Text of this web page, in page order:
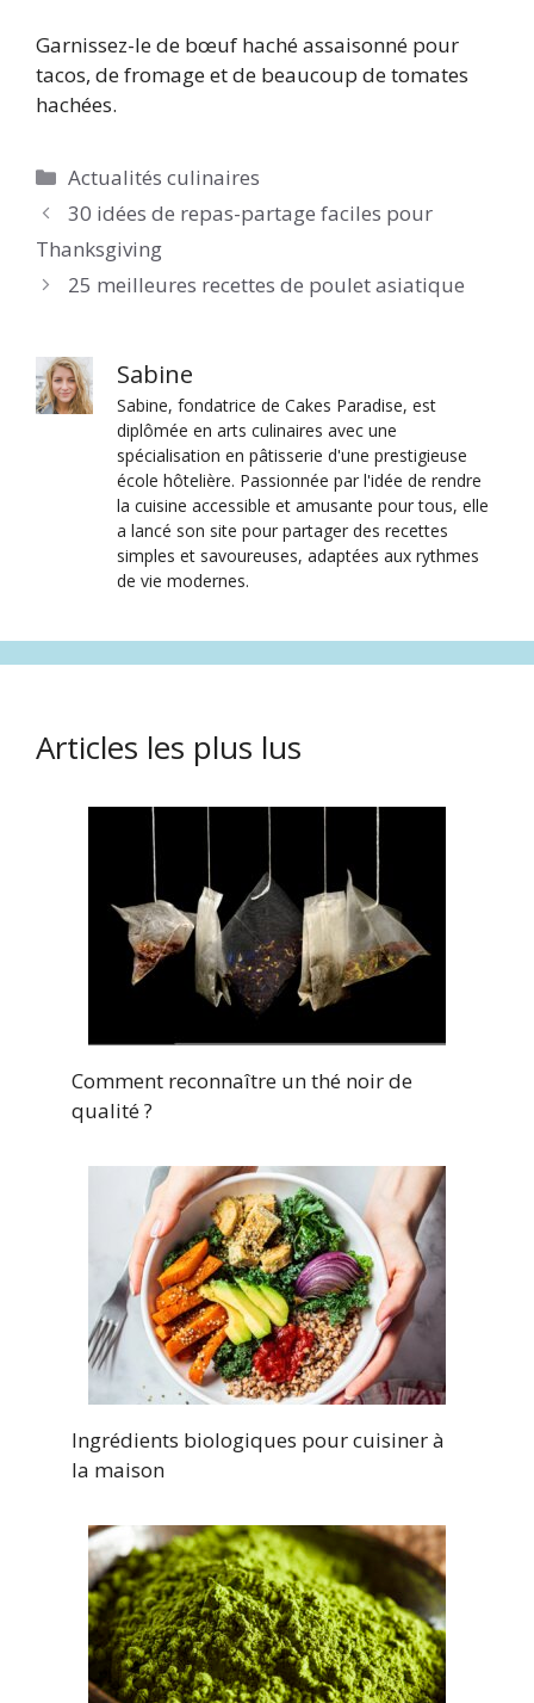
Garnissez-le de bœuf haché assaisonné pour
tacos, de fromage et de beaucoup de tomates
hachées.
Catégories
Actualités culinaires
30 idées de repas-partage faciles pour
Thanksgiving
25 meilleures recettes de poulet asiatique
Sabine
Sabine, fondatrice de Cakes Paradise, est
diplômée en arts culinaires avec une
spécialisation en pâtisserie d'une prestigieuse
école hôtelière. Passionnée par l'idée de rendre
la cuisine accessible et amusante pour tous, elle
a lancé son site pour partager des recettes
simples et savoureuses, adaptées aux rythmes
de vie modernes.
Articles les plus lus
Comment reconnaître un thé noir de
qualité ?
Ingrédients biologiques pour cuisiner à
la maison